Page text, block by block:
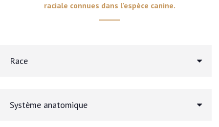
raciale connues dans l'espèce canine.
Race
Système anatomique